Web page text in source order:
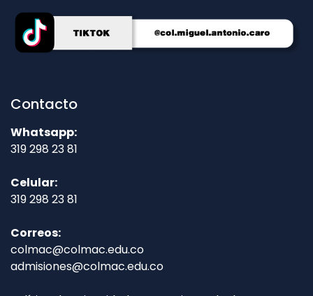
Contacto
Whatsapp:
319 298 23 81
Celular:
319 298 23 81
Correos:
colmac@colmac.edu.co
admisiones@colmac.edu.co